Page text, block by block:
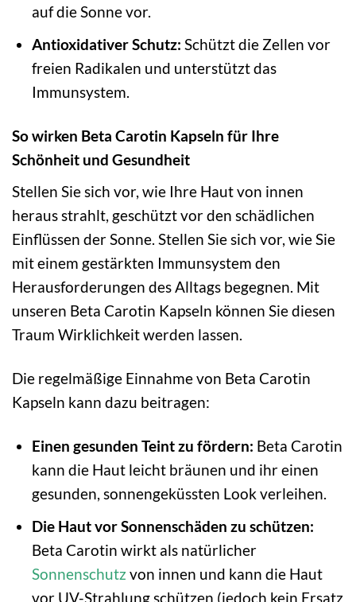
auf die Sonne vor.
Antioxidativer Schutz: Schützt die Zellen vor
freien Radikalen und unterstützt das
Immunsystem.
So wirken Beta Carotin Kapseln für Ihre
Schönheit und Gesundheit
Stellen Sie sich vor, wie Ihre Haut von innen
heraus strahlt, geschützt vor den schädlichen
Einflüssen der Sonne. Stellen Sie sich vor, wie Sie
mit einem gestärkten Immunsystem den
Herausforderungen des Alltags begegnen. Mit
unseren Beta Carotin Kapseln können Sie diesen
Traum Wirklichkeit werden lassen.
Die regelmäßige Einnahme von Beta Carotin
Kapseln kann dazu beitragen:
Einen gesunden Teint zu fördern: Beta Carotin
kann die Haut leicht bräunen und ihr einen
gesunden, sonnengeküssten Look verleihen.
Die Haut vor Sonnenschäden zu schützen:
Beta Carotin wirkt als natürlicher
Sonnenschutz von innen und kann die Haut
vor UV-Strahlung schützen (jedoch kein Ersatz